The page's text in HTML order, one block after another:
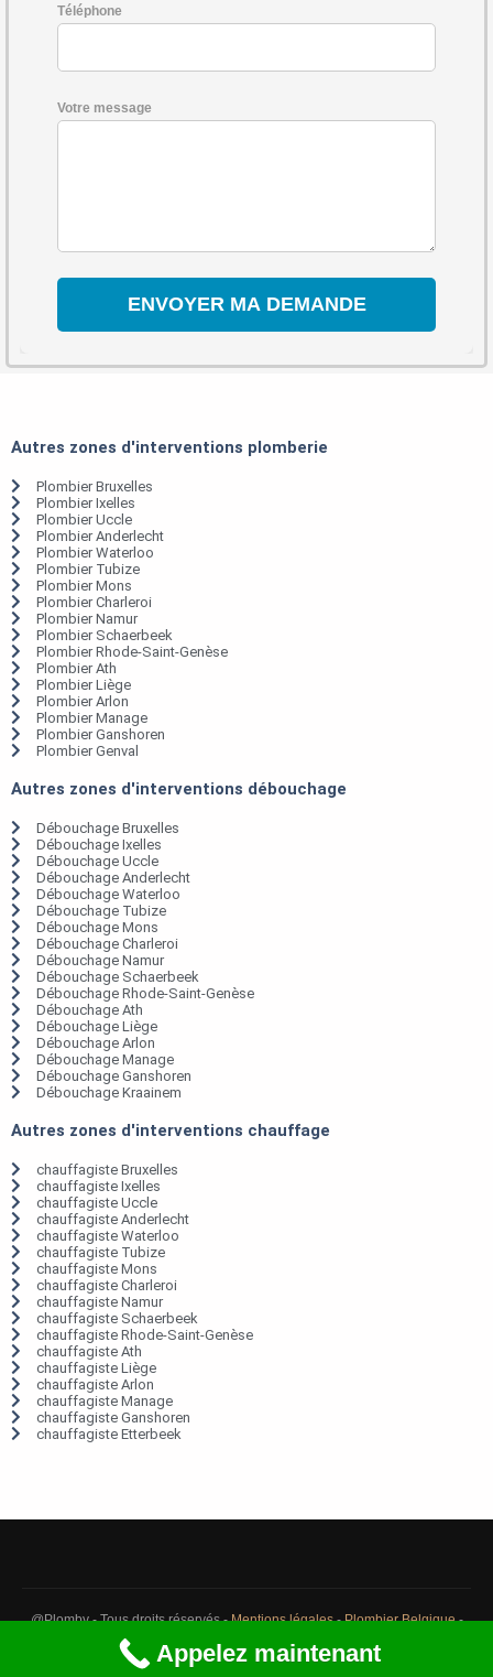
Téléphone
Votre message
Autres zones d'interventions plomberie
Plombier Bruxelles
Plombier Ixelles
Plombier Uccle
Plombier Anderlecht
Plombier Waterloo
Plombier Tubize
Plombier Mons
Plombier Charleroi
Plombier Namur
Plombier Schaerbeek
Plombier Rhode-Saint-Genèse
Plombier Ath
Plombier Liège
Plombier Arlon
Plombier Manage
Plombier Ganshoren
Plombier Genval
Autres zones d'interventions débouchage
Débouchage Bruxelles
Débouchage Ixelles
Débouchage Uccle
Débouchage Anderlecht
Débouchage Waterloo
Débouchage Tubize
Débouchage Mons
Débouchage Charleroi
Débouchage Namur
Débouchage Schaerbeek
Débouchage Rhode-Saint-Genèse
Débouchage Ath
Débouchage Liège
Débouchage Arlon
Débouchage Manage
Débouchage Ganshoren
Débouchage Kraainem
Autres zones d'interventions chauffage
chauffagiste Bruxelles
chauffagiste Ixelles
chauffagiste Uccle
chauffagiste Anderlecht
chauffagiste Waterloo
chauffagiste Tubize
chauffagiste Mons
chauffagiste Charleroi
chauffagiste Namur
chauffagiste Schaerbeek
chauffagiste Rhode-Saint-Genèse
chauffagiste Ath
chauffagiste Liège
chauffagiste Arlon
chauffagiste Manage
chauffagiste Ganshoren
chauffagiste Etterbeek
@Plomby - Tous droits réservés -Mentions légales-Plombier Belgique-
Débouchage Belgique
Appelez maintenant